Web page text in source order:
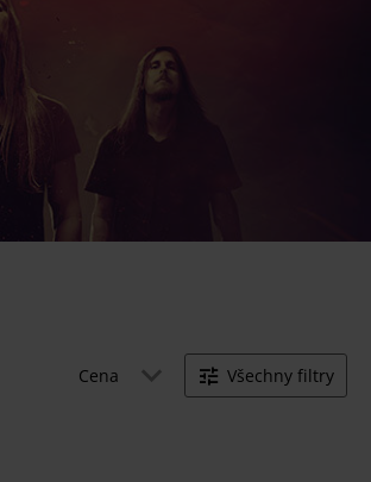
Cena Všechny filtry